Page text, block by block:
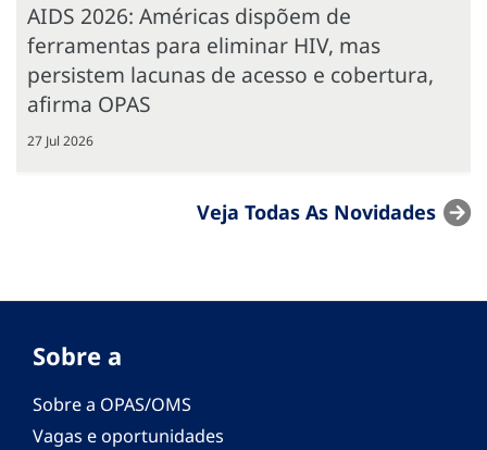
AIDS 2026: Américas dispõem de
ferramentas para eliminar HIV, mas
persistem lacunas de acesso e cobertura,
afirma OPAS
27 Jul 2026
Veja Todas As Novidades
Sobre a
Sobre a OPAS/OMS
Vagas e oportunidades